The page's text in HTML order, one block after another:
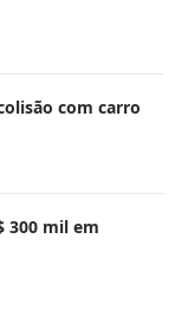
com carro
300 mil em